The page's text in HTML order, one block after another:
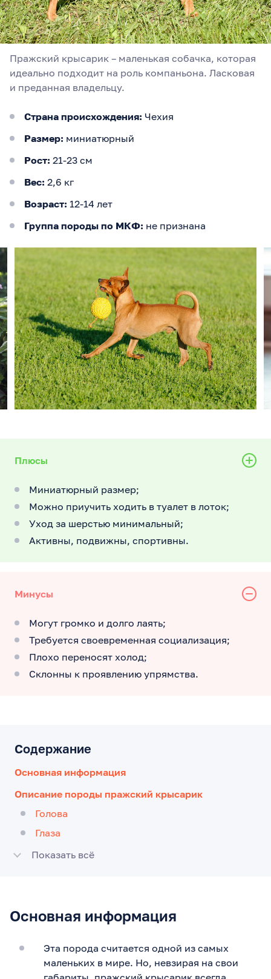
Пражский крысарик – маленькая собачка, которая
идеально подходит на роль компаньона. Ласковая
и преданная владельцу.
Страна происхождения: Чехия
Размер: миниатюрный
Рост: 21-23 см
Вес: 2,6 кг
Возраст: 12-14 лет
Группа породы по МКФ: не признана
Плюсы
Миниатюрный размер;
Можно приучить ходить в туалет в лоток;
Уход за шерстью минимальный;
Активны, подвижны, спортивны.
Минусы
Могут громко и долго лаять;
Требуется своевременная социализация;
Плохо переносят холод;
Склонны к проявлению упрямства.
Содержание
Основная информация
Описание породы пражский крысарик
Голова
Глаза
Показать всё
Основная информация
Эта порода считается одной из самых
маленьких в мире. Но, невзирая на свои